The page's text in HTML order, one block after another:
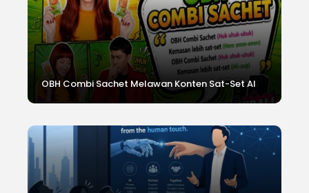
OBH Combi Sachet Melawan Konten Sat-Set AI